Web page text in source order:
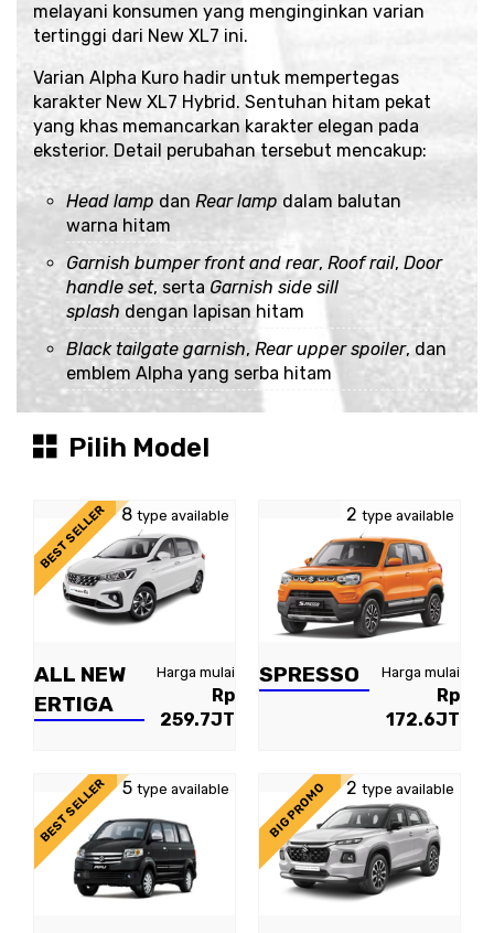
melayani konsumen yang menginginkan varian
tertinggi dari New XL7 ini.
Varian Alpha Kuro hadir untuk mempertegas
karakter New XL7 Hybrid. Sentuhan hitam pekat
yang khas memancarkan karakter elegan pada
eksterior. Detail perubahan tersebut mencakup:
Head lamp dan Rear lamp dalam balutan
warna hitam
Garnish bumper front and rear, Roof rail, Door
handle set, sertaGarnish side sill
splash dengan lapisan hitam
Black tailgate garnish, Rear upper spoiler, dan
emblem Alpha yang serba hitam
Pilih Model
ALL NEW
ERTIGA
Harga mulai
Rp
259.7JT
BEST SELLER 8 type available
SPRESSO Harga mulai
Rp
172.6JT
2 type available
BEST SELLER 5 type available BIG PROMO 2 type available